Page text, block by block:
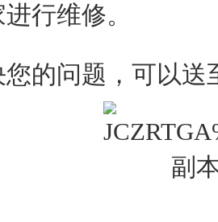
行维修。
的问题，可以送